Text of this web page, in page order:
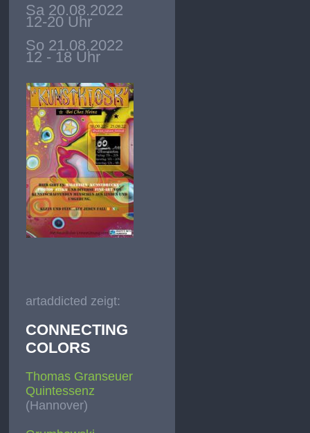
Sa 20.08.2022
12-20 Uhr
So 21.08.2022
12 - 18 Uhr
artaddicted zeigt:
CONNECTING
COLORS
Thomas Granseuer
Quintessenz
(Hannover)